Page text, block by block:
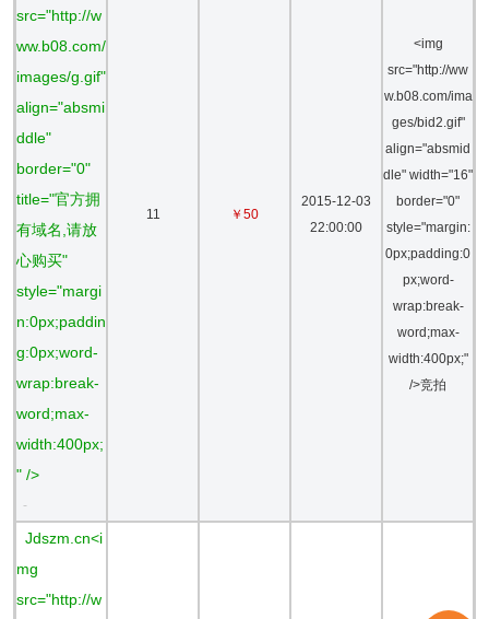
src="http://w
ww.b08.com/
images/g.gif"
align="absmi
ddle"
border="0"
title="官方拥
有域名,请放
心购买"
style="margi
n:0px;paddin
g:0px;word-
wrap:break-
word;max-
width:400px;
" />
-
11 ￥50
2015-12-03
22:00:00
<img
src="http://ww
w.b08.com/ima
ges/bid2.gif"
align="absmid
dle" width="16"
border="0"
style="margin:
0px;padding:0
px;word-
wrap:break-
word;max-
width:400px;"
/>竞拍
Jdszm.cn<i
mg
src="http://w